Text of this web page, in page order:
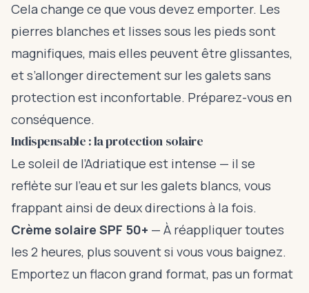
Cela change ce que vous devez emporter. Les
pierres blanches et lisses sous les pieds sont
magnifiques, mais elles peuvent être glissantes,
et s’allonger directement sur les galets sans
protection est inconfortable. Préparez-vous en
conséquence.
Indispensable : la protection solaire
Le soleil de l’Adriatique est intense — il se
reflète sur l’eau et sur les galets blancs, vous
frappant ainsi de deux directions à la fois.
Crème solaire SPF 50+ — À réappliquer toutes
les 2 heures, plus souvent si vous vous baignez.
Emportez un flacon grand format, pas un format